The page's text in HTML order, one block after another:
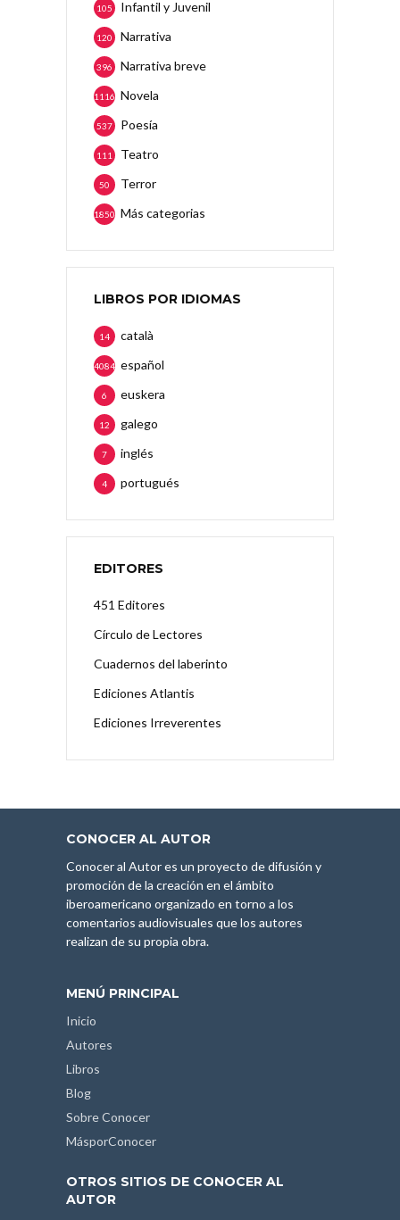
Infantil y Juvenil
105
Narrativa
120
Narrativa breve
396
Novela
1116
Poesía
537
Teatro
111
Terror
50
Más categorias
1850
LIBROS POR IDIOMAS
català
14
español
4084
euskera
6
galego
12
inglés
7
portugués
4
EDITORES
451 Editores
Círculo de Lectores
Cuadernos del laberinto
Ediciones Atlantis
Ediciones Irreverentes
CONOCER AL AUTOR
Conocer al Autor es un proyecto de difusión y
promoción de la creación en el ámbito
iberoamericano organizado en torno a los
comentarios audiovisuales que los autores
realizan de su propia obra.
MENÚ PRINCIPAL
Inicio
Autores
Libros
Blog
Sobre Conocer
MásporConocer
OTROS SITIOS DE CONOCER AL
AUTOR